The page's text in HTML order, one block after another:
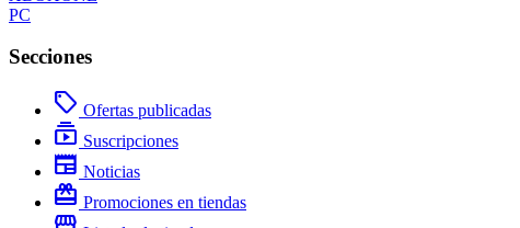
PC
Secciones
local_offer Ofertas publicadas
subscriptions Suscripciones
newspaper Noticias
redeem Promociones en tiendas